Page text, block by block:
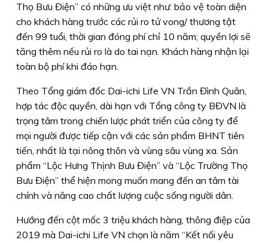
Thọ Bưu Điện” có những ưu việt như: bảo vệ toàn diện
cho khách hàng trước các rủi ro tử vong/ thương tật
đến 99 tuổi, thời gian đóng phí chỉ 10 năm; quyền lợi sẽ
tăng thêm nếu rủi ro là do tai nạn. Khách hàng nhận lại
toàn bộ phí khi đáo hạn.
Theo Tổng giám đốc Dai-ichi Life VN Trần Đình Quân,
hợp tác độc quyền, dài hạn với Tổng công ty BĐVN là
trọng tâm trong chiến lược phát triển của công ty để
mọi người được tiếp cận với các sản phẩm BHNT tiên
tiến, nhất là tại nông thôn và vùng sâu vùng xa. Sản
phẩm “Lộc Hưng Thịnh Bưu Điện” và “Lộc Trường Thọ
Bưu Điện” thể hiện mong muốn mang đến an tâm tài
chính và nâng cao chất lượng cuộc sống người dân.
Hướng đến cột mốc 3 triệu khách hàng, thông điệp của
2019 mà Dai-ichi Life VN chọn là năm “Kết nối yêu